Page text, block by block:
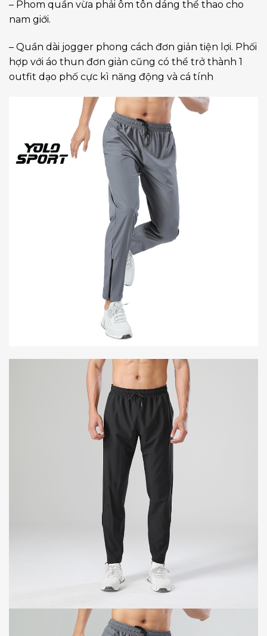
– Phom quần vừa phải ôm tôn dáng thể thao cho
nam giới.
– Quần dài jogger phong cách đơn giản tiện lợi. Phối
hợp với áo thun đơn giản cũng có thể trở thành 1
outfit dạo phố cực kì năng động và cá tính